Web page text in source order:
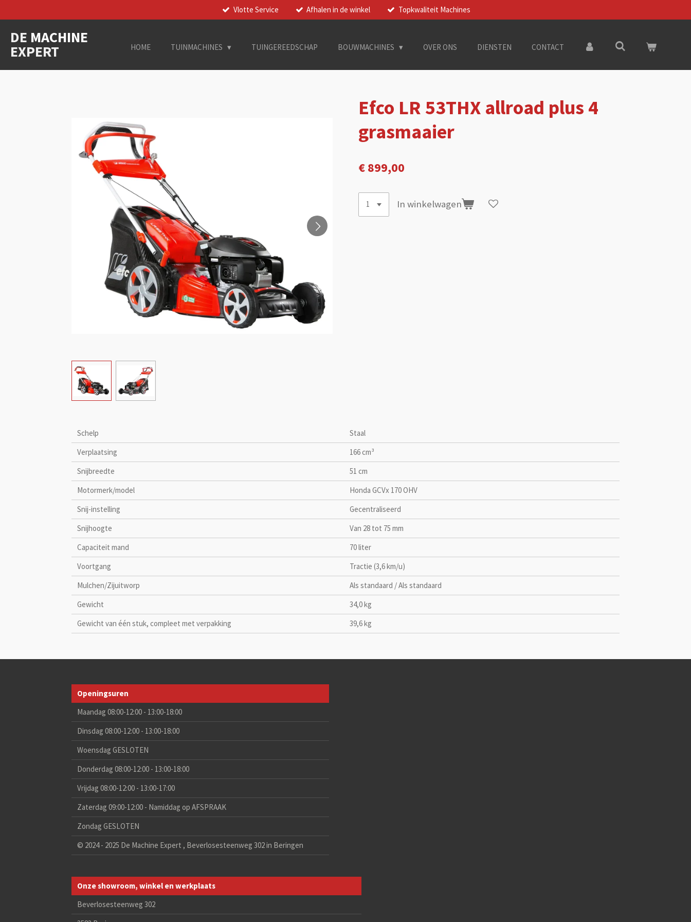
direct
naar
de
hoofdinhoud
Vlotte Service Afhalen in de winkel Topkwaliteit Machines
DE MACHINE
EXPERT HOME TUINMACHINES TUINGEREEDSCHAP BOUWMACHINES OVER ONS DIENSTEN CONTACT
Efco LR 53THX allroad plus 4
grasmaaier
€ 899,00
In winkelwagen
Schelp
Staal
Verplaatsing
166 cm³
Snijbreedte
51 cm
Motormerk/model
Honda GCVx 170 OHV
Snij-instelling
Gecentraliseerd
Snijhoogte
Van 28 tot 75 mm
Capaciteit mand
70 liter
Voortgang
Tractie (3,6 km/u)
Mulchen/Zijuitworp
Als standaard / Als standaard
Gewicht
34,0 kg
Gewicht van één stuk, compleet met verpakking
39,6 kg
Openingsuren
Maandag 08:00-12:00 - 13:00-18:00
Dinsdag 08:00-12:00 - 13:00-18:00
Woensdag GESLOTEN
Donderdag 08:00-12:00 - 13:00-18:00
Vrijdag 08:00-12:00 - 13:00-17:00
Zaterdag 09:00-12:00 - Namiddag op AFSPRAAK
Zondag GESLOTEN
© 2024 - 2025 De Machine Expert , Beverlosesteenweg 302 in Beringen
Onze showroom, winkel en werkplaats
Beverlosesteenweg 302